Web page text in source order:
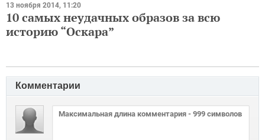
13 ноября 2014, 11:20
10 самых неудачных образов за всю
историю “Оскара”
Комментарии